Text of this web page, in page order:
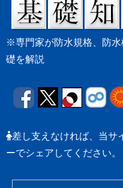
※専門家が防水規格、防
礎を解説
差し支えなければ、当サ
ーでシェアしてください。